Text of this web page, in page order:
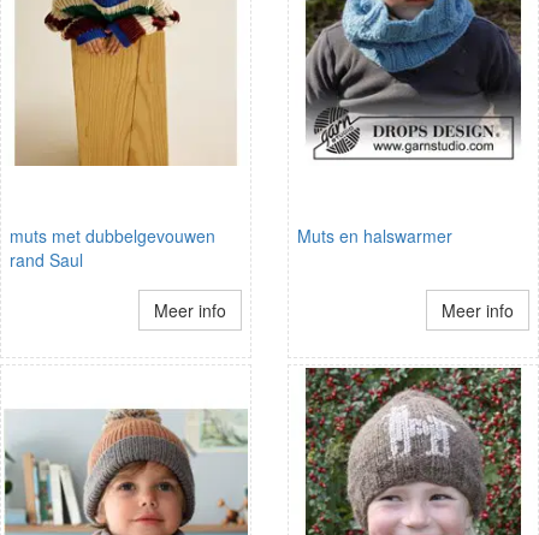
muts met dubbelgevouwen
rand Saul
Meer info
Muts en halswarmer
Meer info